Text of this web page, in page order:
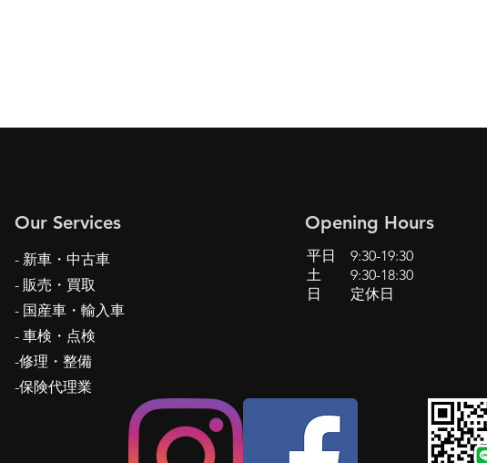
Our Services Opening Hours
- 新車・中古車
- 販売・買取
- 国産車・輸入車
- 車検・点検
-修理・整備
-保険代理業
平日 9:30-19:30
土 9:30-18:30
日 定休日